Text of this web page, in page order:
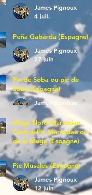
James Pignoux
4 juil.
Peña Gabarda (Espagne)
James Pignoux
27 juin
Pic de Soba ou pic de
Sobe (Espagne)
James Pignoux
25 juin
Muga Nord-Marcadau
Central-Pic Marcadau ou
de la Muga (Espagne)
James Pignoux
21 juin
Pic Musales (Espagne)
James Pignoux
12 juin